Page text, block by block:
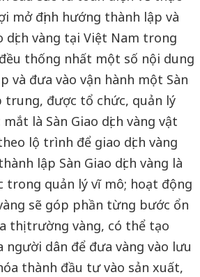
mở định hướng thành lập và
dịch vàng tại Việt Nam trong
thống nhất một số nội dung
và đưa vào vận hành một Sàn
trung, được tổ chức, quản lý
là Sàn Giao dịch vàng vật
lộ trình để giao dịch vàng
lập Sàn Giao dịch vàng là
trong quản lý vĩ mô; hoạt động
sẽ góp phần từng bước ổn
thị trường vàng, có thể tạo
dân để đưa vàng vào lưu
thành đầu tư vào sản xuất,